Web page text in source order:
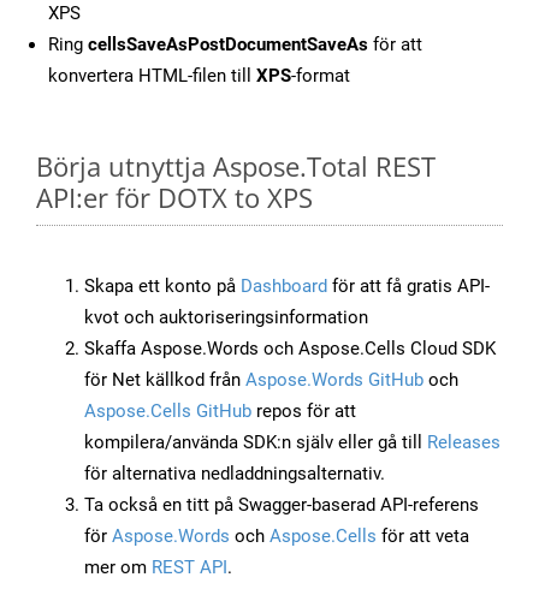
XPS
Ring cellsSaveAsPostDocumentSaveAs för att
konvertera HTML-filen till XPS-format
Börja utnyttja Aspose.Total REST
API:er för DOTX to XPS
Skapa ett konto på Dashboard för att få gratis API-
kvot och auktoriseringsinformation
Skaffa Aspose.Words och Aspose.Cells Cloud SDK
för Net källkod från Aspose.Words GitHub och
Aspose.Cells GitHub repos för att
kompilera/använda SDK:n själv eller gå till Releases
för alternativa nedladdningsalternativ.
Ta också en titt på Swagger-baserad API-referens
för Aspose.Words och Aspose.Cells för att veta
mer om REST API.